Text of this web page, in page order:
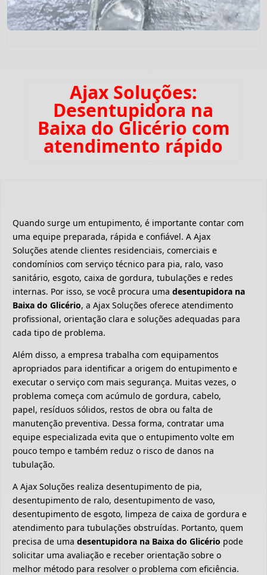
Ajax Soluções:
Desentupidora na
Baixa do Glicério com
atendimento rápido
Quando surge um entupimento, é importante contar com
uma equipe preparada, rápida e confiável. A Ajax
Soluções atende clientes residenciais, comerciais e
condomínios com serviço técnico para pia, ralo, vaso
sanitário, esgoto, caixa de gordura, tubulações e redes
internas. Por isso, se você procura uma desentupidora na
Baixa do Glicério, a Ajax Soluções oferece atendimento
profissional, orientação clara e soluções adequadas para
cada tipo de problema.
Além disso, a empresa trabalha com equipamentos
apropriados para identificar a origem do entupimento e
executar o serviço com mais segurança. Muitas vezes, o
problema começa com acúmulo de gordura, cabelo,
papel, resíduos sólidos, restos de obra ou falta de
manutenção preventiva. Dessa forma, contratar uma
equipe especializada evita que o entupimento volte em
pouco tempo e também reduz o risco de danos na
tubulação.
A Ajax Soluções realiza desentupimento de pia,
desentupimento de ralo, desentupimento de vaso,
desentupimento de esgoto, limpeza de caixa de gordura e
atendimento para tubulações obstruídas. Portanto, quem
precisa de uma desentupidora na Baixa do Glicério pode
solicitar uma avaliação e receber orientação sobre o
melhor método para resolver o problema com eficiência.